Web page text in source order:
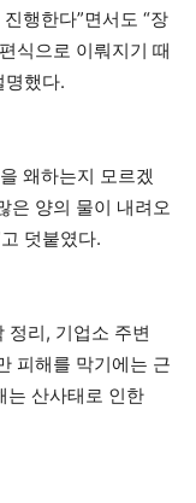
행한다”면서도 “장
식으로 이뤄지기 때
명했다.
왜하는지 모르겠
은 양의 물이 내려오
덧붙였다.
정리, 기업소 주변
피해를 막기에는 근
는 산사태로 인한